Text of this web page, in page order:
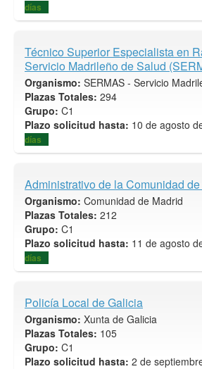
días
Técnico Superior Especialista en
Servicio Madrileño de Salud
Organismo: SERMAS - Servicio
Plazas Totales: 294
Grupo: C1
Plazo solicitud hasta: 10 de agosto
días
Administrativo de la Comunidad
Organismo: Comunidad de Madrid
Plazas Totales: 212
Grupo: C1
Plazo solicitud hasta: 11 de agosto
días
Policía Local de Galicia
Organismo: Xunta de Galicia
Plazas Totales: 105
Grupo: C1
Plazo solicitud hasta: 2 de